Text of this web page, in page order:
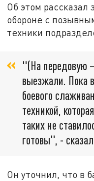
Об этом рассказал
обороне с
техники
"(На передовую
выезжали. Пока
боевого
техникой,
таких не
готовы", -
Он уточнил, что в